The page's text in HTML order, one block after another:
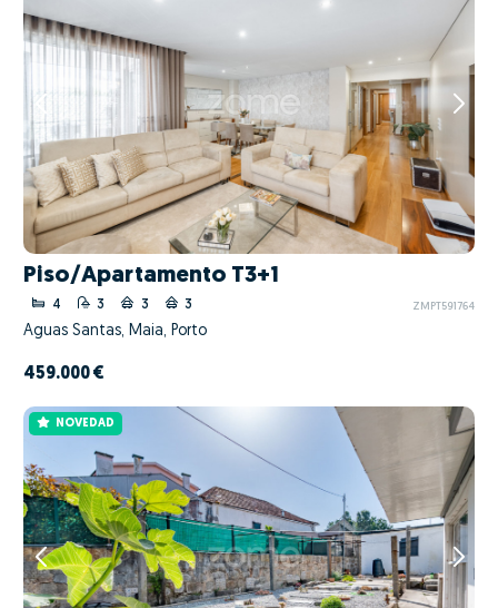
Piso/Apartamento T3+1
4 3 3 3 ZMPT591764
Águas Santas, Maia, Porto
459.000 €
NOVEDAD